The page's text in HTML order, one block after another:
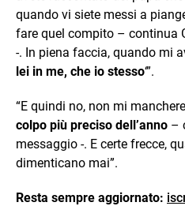
quando vi siete messi a
fare quel compito – continua
-. In piena faccia, quando mi
lei in me, che io stesso‘”.
“E quindi no, non mi
colpo più preciso dell’anno –
messaggio -. E certe frecce,
dimenticano mai”.
Resta sempre aggiornato: